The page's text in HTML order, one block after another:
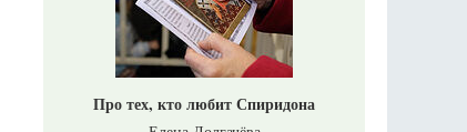
Про тех, кто любит Спиридона